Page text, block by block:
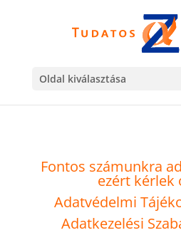
Oldal kiválasztása
Fontos számunkra
ezért kérlek
Adatvédelmi
Adatkezelési